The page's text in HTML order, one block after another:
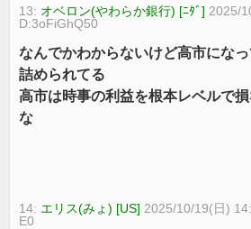
13: オベロン(やわらか銀行) [ﾆﾀﾞ] 2025/
D:3oFiGhQ50
なんでかわからないけど高市にな
詰められてる
高市は時事の利益を根本レベルで
な
14: エリス(みょ) [US] 2025/10/19(日)
E0